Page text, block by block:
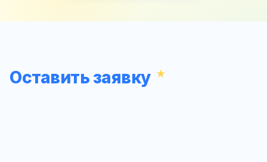
Оставить заявку